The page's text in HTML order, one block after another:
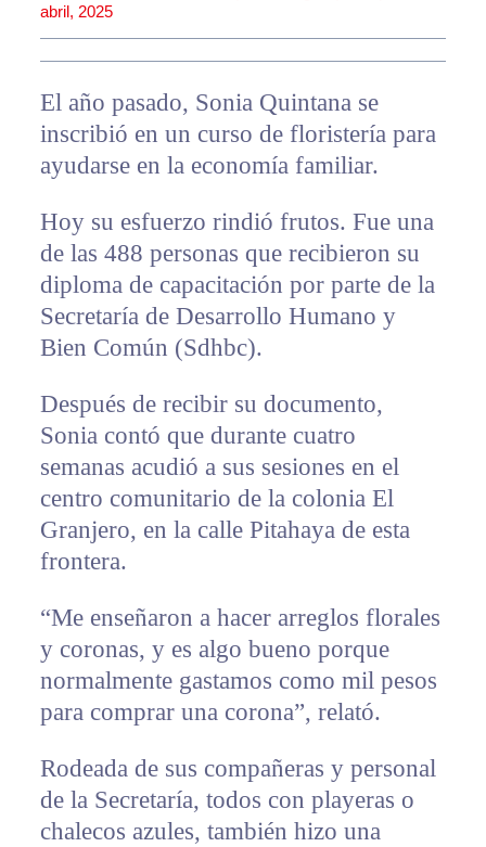
abril, 2025
El año pasado, Sonia Quintana se
inscribió en un curso de floristería para
ayudarse en la economía familiar.
Hoy su esfuerzo rindió frutos. Fue una
de las 488 personas que recibieron su
diploma de capacitación por parte de la
Secretaría de Desarrollo Humano y
Bien Común (Sdhbc).
Después de recibir su documento,
Sonia contó que durante cuatro
semanas acudió a sus sesiones en el
centro comunitario de la colonia El
Granjero, en la calle Pitahaya de esta
frontera.
“Me enseñaron a hacer arreglos florales
y coronas, y es algo bueno porque
normalmente gastamos como mil pesos
para comprar una corona”, relató.
Rodeada de sus compañeras y personal
de la Secretaría, todos con playeras o
chalecos azules, también hizo una